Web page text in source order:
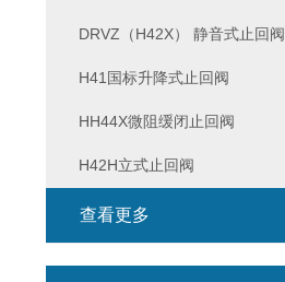
DRVZ（H42X） 静音式止回阀
H41国标升降式止回阀
HH44X微阻缓闭止回阀
H42H立式止回阀
查看更多